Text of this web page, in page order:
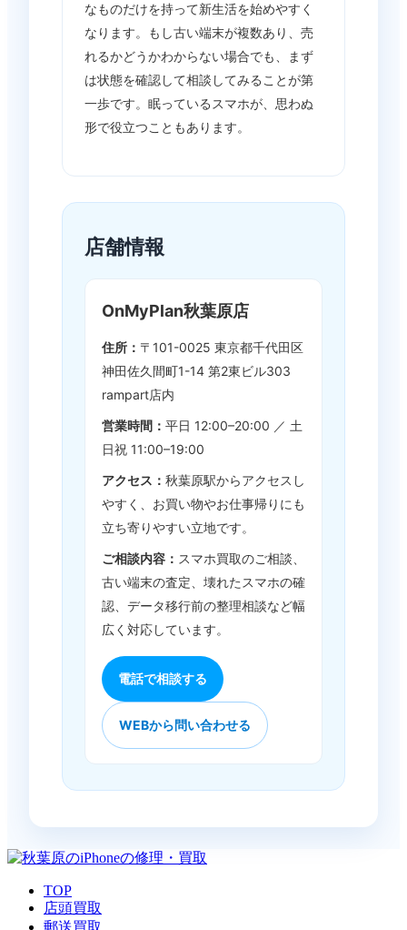
なものだけを持って新生活を始めやすく
なります。もし古い端末が複数あり、売
れるかどうかわからない場合でも、まず
は状態を確認して相談してみることが第
一歩です。眠っているスマホが、思わぬ
形で役立つこともあります。
店舗情報
OnMyPlan秋葉原店
住所： 〒101-0025 東京都千代田区
神田佐久間町1-14 第2東ビル303
rampart店内
営業時間： 平日 12:00–20:00 ／ 土
日祝 11:00–19:00
アクセス： 秋葉原駅からアクセスし
やすく、お買い物やお仕事帰りにも
立ち寄りやすい立地です。
ご相談内容： スマホ買取のご相談、
古い端末の査定、壊れたスマホの確
認、データ移行前の整理相談など幅
広く対応しています。
電話で相談する
WEBから問い合わせる
TOP
店頭買取
郵送買取